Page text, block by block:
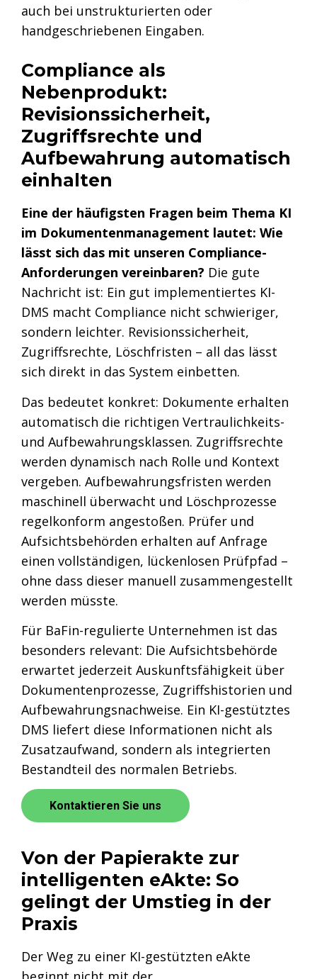
auch bei unstrukturierten oder
handgeschriebenen Eingaben.
Compliance als
Nebenprodukt:
Revisionssicherheit,
Zugriffsrechte und
Aufbewahrung automatisch
einhalten
Eine der häufigsten Fragen beim Thema KI
im Dokumentenmanagement lautet: Wie
lässt sich das mit unseren Compliance-
Anforderungen vereinbaren? Die gute
Nachricht ist: Ein gut implementiertes KI-
DMS macht Compliance nicht schwieriger,
sondern leichter. Revisionssicherheit,
Zugriffsrechte, Löschfristen – all das lässt
sich direkt in das System einbetten.
Das bedeutet konkret: Dokumente erhalten
automatisch die richtigen Vertraulichkeits-
und Aufbewahrungsklassen. Zugriffsrechte
werden dynamisch nach Rolle und Kontext
vergeben. Aufbewahrungsfristen werden
maschinell überwacht und Löschprozesse
regelkonform angestoßen. Prüfer und
Aufsichtsbehörden erhalten auf Anfrage
einen vollständigen, lückenlosen Prüfpfad –
ohne dass dieser manuell zusammengestellt
werden müsste.
Für BaFin-regulierte Unternehmen ist das
besonders relevant: Die Aufsichtsbehörde
erwartet jederzeit Auskunftsfähigkeit über
Dokumentenprozesse, Zugriffshistorien und
Aufbewahrungsnachweise. Ein KI-gestütztes
DMS liefert diese Informationen nicht als
Zusatzaufwand, sondern als integrierten
Bestandteil des normalen Betriebs.
Kontaktieren Sie uns
Von der Papierakte zur
intelligenten eAkte: So
gelingt der Umstieg in der
Praxis
Der Weg zu einer KI-gestützten eAkte